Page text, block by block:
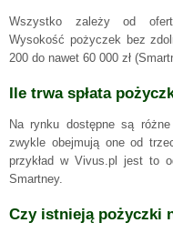
Wszystko zależy od
Wysokość pożyczek bez
200 do nawet 60 000 zł
Ile trwa spłata
Na rynku dostępne są
zwykle obejmują one od
przykład w Vivus.pl jest to
Smartney.
Czy istnieją pożyczki